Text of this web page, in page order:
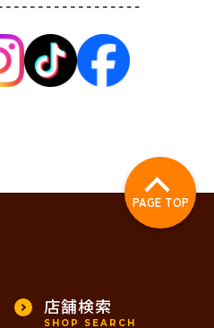
PAGE TOP
店舗検索
SHOP SEARCH